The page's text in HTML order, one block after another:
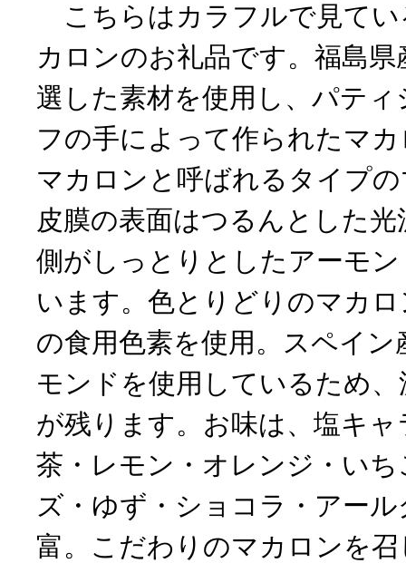
こちらはカラフルで見てい
カロンのお礼品です。福島
選した素材を使用し、パテ
フの手によって作られたマ
マカロンと呼ばれるタイプ
皮膜の表面はつるんとした
側がしっとりとしたアーモ
います。色とりどりのマカ
の食用色素を使用。スペイ
モンドを使用しているため
が残ります。お味は、塩キ
茶・レモン・オレンジ・い
ズ・ゆず・ショコラ・アー
富。こだわりのマカロンを